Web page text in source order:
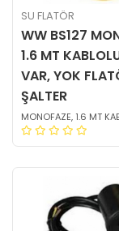
SU FLATÖR
WW BS127
1.6 MT
VAR, YOK
ŞALTER
MONOFAZE, 1.6 MT